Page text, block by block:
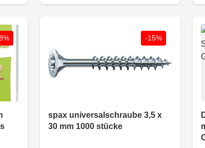
-15%
spax universalschraube 3,5 x
30 mm 1000 stücke